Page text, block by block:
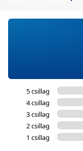
5 csillag
4 csillag
3 csillag
2 csillag
1 csillag